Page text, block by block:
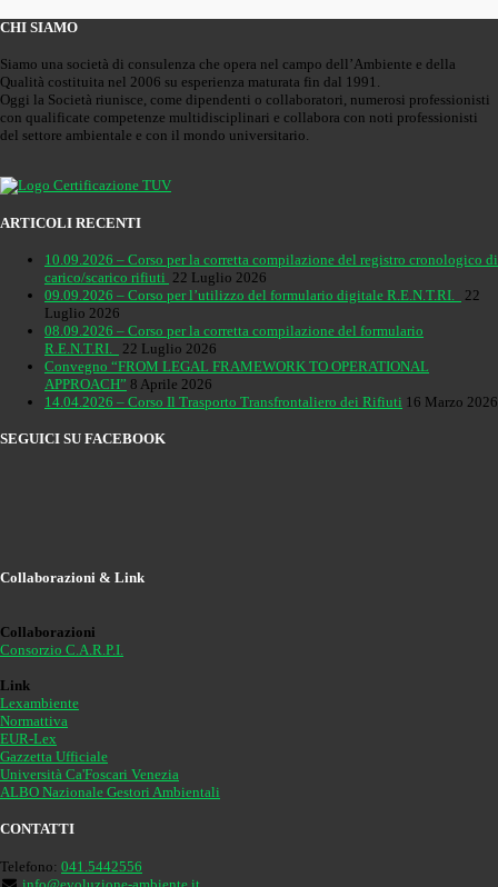
CHI SIAMO
Siamo una società di consulenza che opera nel campo dell’Ambiente e della
Qualità costituita nel 2006 su esperienza maturata fin dal 1991.
Oggi la Società riunisce, come dipendenti o collaboratori, numerosi professionisti
con qualificate competenze multidisciplinari e collabora con noti professionisti
del settore ambientale e con il mondo universitario.
ARTICOLI RECENTI
10.09.2026 – Corso per la corretta compilazione del registro cronologico di
carico/scarico rifiuti 22 Luglio 2026
09.09.2026 – Corso per l’utilizzo del formulario digitale R.E.N.T.RI.
22
Luglio 2026
08.09.2026 – Corso per la corretta compilazione del formulario
R.E.N.T.RI.
22 Luglio 2026
Convegno “FROM LEGAL FRAMEWORK TO OPERATIONAL
APPROACH” 8 Aprile 2026
14.04.2026 – Corso Il Trasporto Transfrontaliero dei Rifiuti 16 Marzo 2026
SEGUICI SU FACEBOOK
Collaborazioni & Link
Collaborazioni
Consorzio C.A.R.P.I.
Link
Lexambiente
Normattiva
EUR-Lex
Gazzetta Ufficiale
Università Ca'Foscari Venezia
ALBO Nazionale Gestori Ambientali
CONTATTI
Telefono: 041.5442556